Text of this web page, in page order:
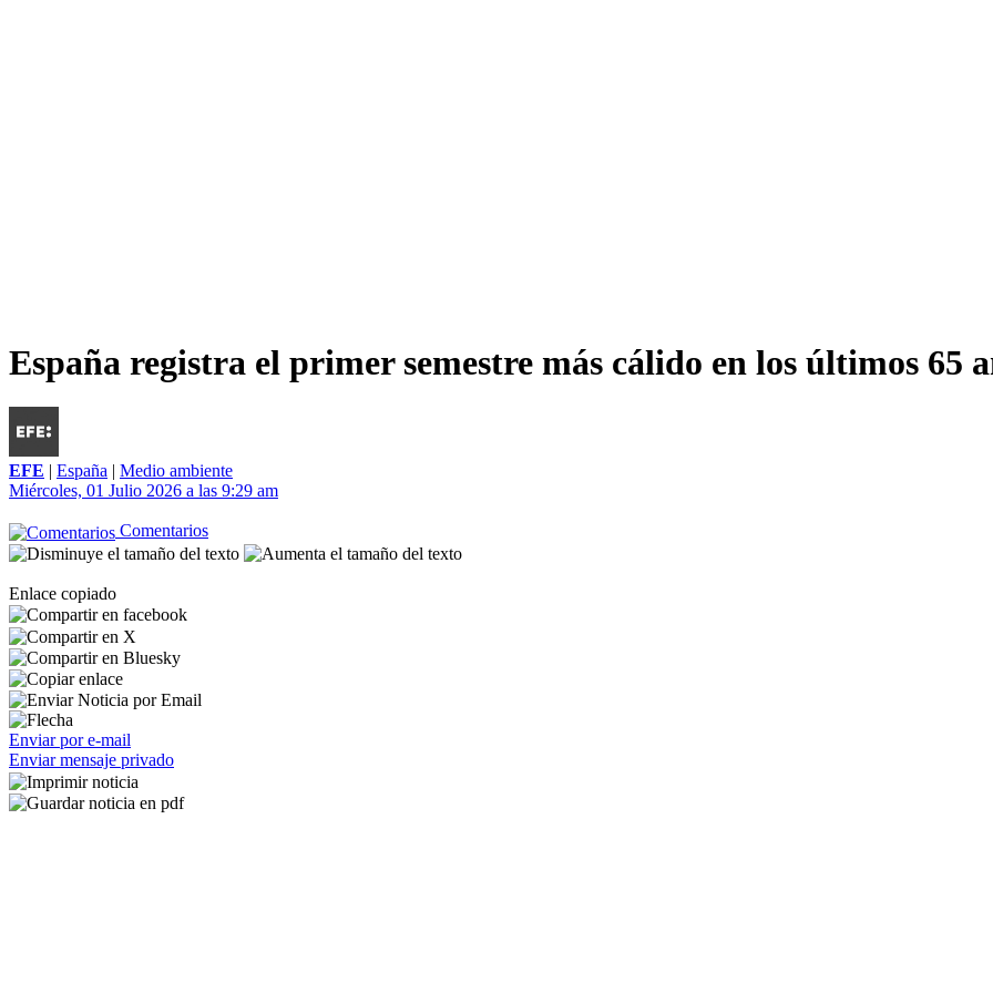
España registra el primer semestre más cálido en los últimos 65
EFE | España | Medio ambiente
Miércoles, 01 Julio 2026 a las 9:29 am
Comentarios
Enlace copiado
Enviar por e-mail
Enviar mensaje privado